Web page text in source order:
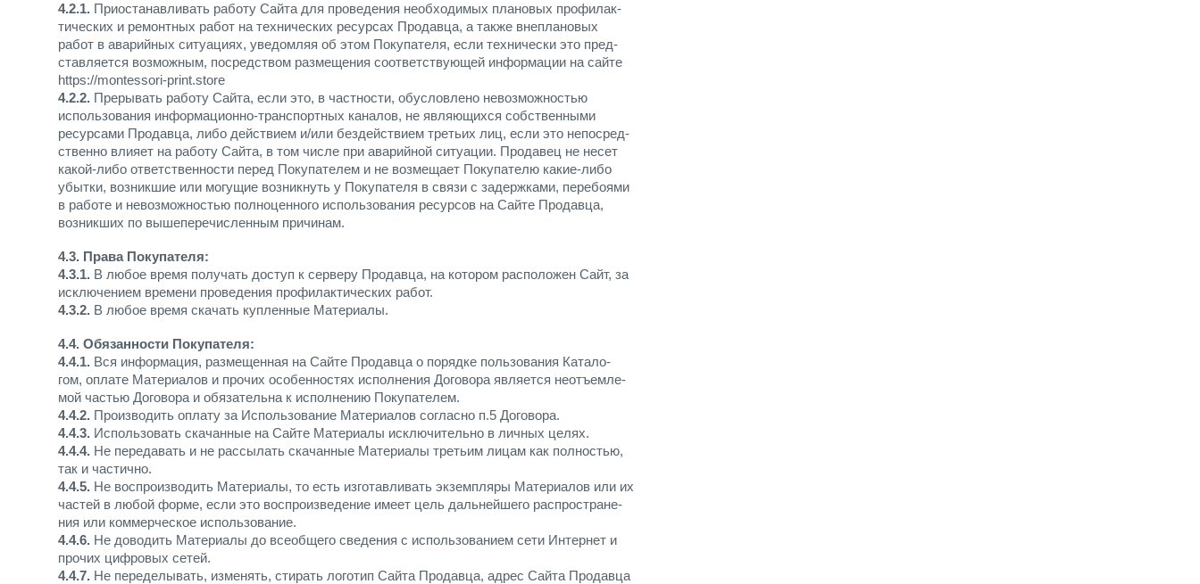
4.2.1. Приостанавливать работу Сайта для проведения необходимых плановых профилак-
тических и ремонтных работ на технических ресурсах Продавца, а также внеплановых
работ в аварийных ситуациях, уведомляя об этом Покупателя, если технически это пред-
ставляется возможным, посредством размещения соответствующей информации на сайте
https://montessori-print.store
4.2.2. Прерывать работу Сайта, если это, в частности, обусловлено невозможностью
использования информационно-транспортных каналов, не являющихся собственными
ресурсами Продавца, либо действием и/или бездействием третьих лиц, если это непосред-
ственно влияет на работу Сайта, в том числе при аварийной ситуации. Продавец не несет
какой-либо ответственности перед Покупателем и не возмещает Покупателю какие-либо
убытки, возникшие или могущие возникнуть у Покупателя в связи с задержками, перебоями
в работе и невозможностью полноценного использования ресурсов на Сайте Продавца,
возникших по вышеперечисленным причинам.
4.3. Права Покупателя:
4.3.1. В любое время получать доступ к серверу Продавца, на котором расположен Сайт, за
исключением времени проведения профилактических работ.
4.3.2. В любое время скачать купленные Материалы.
4.4. Обязанности Покупателя:
4.4.1. Вся информация, размещенная на Сайте Продавца о порядке пользования Катало-
гом, оплате Материалов и прочих особенностях исполнения Договора является неотъемле-
мой частью Договора и обязательна к исполнению Покупателем.
4.4.2. Производить оплату за Использование Материалов согласно п.5 Договора.
4.4.3. Использовать скачанные на Сайте Материалы исключительно в личных целях.
4.4.4. Не передавать и не рассылать скачанные Материалы третьим лицам как полностью,
так и частично.
4.4.5. Не воспроизводить Материалы, то есть изготавливать экземпляры Материалов или их
частей в любой форме, если это воспроизведение имеет цель дальнейшего распростране-
ния или коммерческое использование.
4.4.6. Не доводить Материалы до всеобщего сведения с использованием сети Интернет и
прочих цифровых сетей.
4.4.7. Не переделывать, изменять, стирать логотип Сайта Продавца, адрес Сайта Продавца